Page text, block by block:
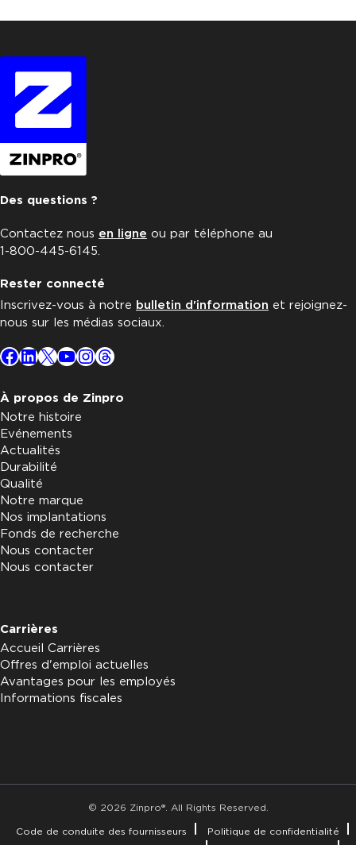
Des questions ?
Contactez nous en ligne ou par téléphone au
1-800-445-6145.
Rester connecté
Inscrivez-vous à notre bulletin d'information et rejoignez-
nous sur les médias sociaux.
Facebook
LinkedIn
X YouTube
Instagram
Threads
À propos de Zinpro
Notre histoire
Evénements
Actualités
Durabilité
Qualité
Notre marque
Nos implantations
Fonds de recherche
Nous contacter
Nous contacter
Carrières
Accueil Carrières
Offres d'emploi actuelles
Avantages pour les employés
Informations fiscales
© 2026 Zinpro®. All Rights Reserved.
Code de conduite des fournisseurs
Politique de confidentialité